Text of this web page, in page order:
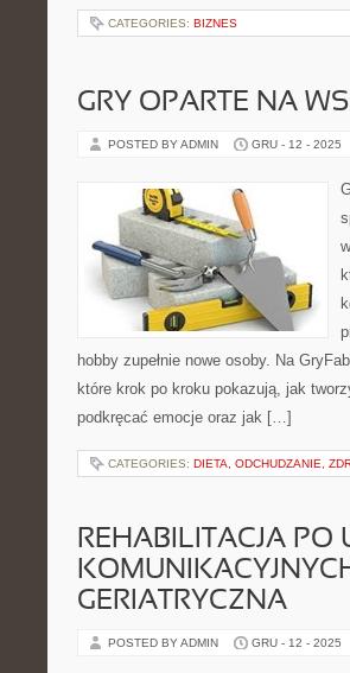
CATEGORIES: BIZNES
GRY OPARTE NA
POSTED BY ADMIN GRU - 12 - 2025
hobby zupełnie nowe osoby. Na
które krok po kroku pokazują, jak
podkręcać emocje oraz jak […]
CATEGORIES: DIETA, ODCHUDZANIE,
REHABILITACJA PO
GERIATRYCZNA
POSTED BY ADMIN GRU - 12 - 2025